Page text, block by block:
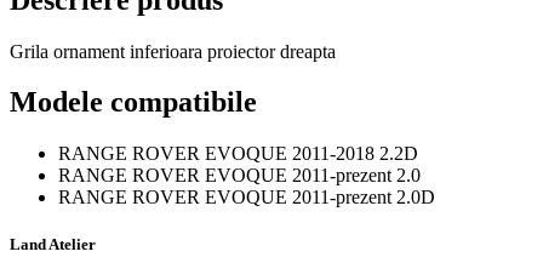
Grila ornament inferioara proiector dreapta
Modele compatibile
RANGE ROVER EVOQUE 2011-2018 2.2D
RANGE ROVER EVOQUE 2011-prezent 2.0
RANGE ROVER EVOQUE 2011-prezent 2.0D
Land Atelier